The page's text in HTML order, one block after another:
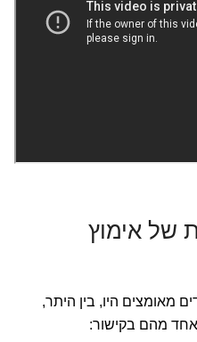
של אימוץ
מאומצים היו, בין היתר,
אחד מהם בקישור: